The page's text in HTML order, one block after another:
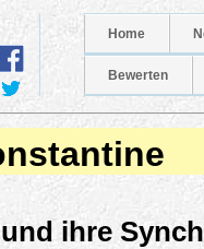
Home
Bewerten
ihre